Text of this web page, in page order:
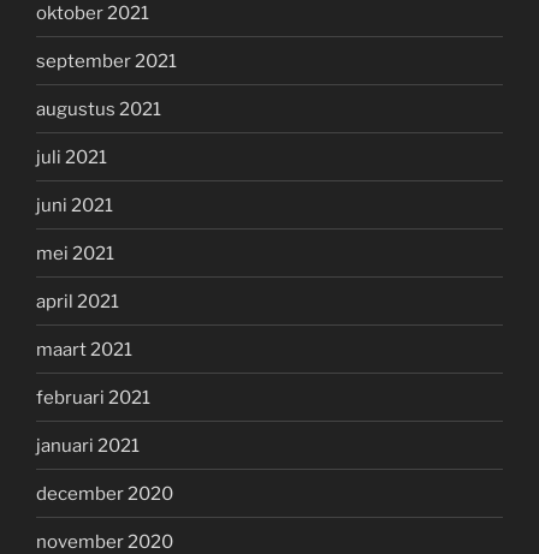
oktober 2021
september 2021
augustus 2021
juli 2021
juni 2021
mei 2021
april 2021
maart 2021
februari 2021
januari 2021
december 2020
november 2020